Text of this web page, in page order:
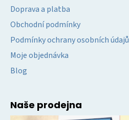
Doprava a platba
Obchodní podmínky
Podmínky ochrany osobních údajů
Moje objednávka
Blog
Naše prodejna